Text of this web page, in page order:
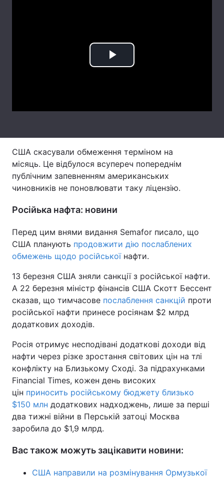
Думки
Вакансії
Послуги
Play
США скасували обмеження терміном на
місяць. Це відбулося всупереч попереднім
публічним запевненням американських
чиновників не поновлювати таку ліцензію.
Російька нафта: новини
Перед цим внями видання Semafor писало, що
США планують продовжити дію послаблених
обмежень щодо російської нафти.
13 березня США зняли санкції з російської нафти.
А 22 березня міністр фінансів США Скотт Бессент
сказав, що тимчасове послаблення санкцій проти
російської нафти принесе росіянам $2 млрд
додаткових доходів.
Росія отримує несподівані додаткові доходи від
нафти через різке зростання світових цін на тлі
конфлікту на Близькому Сході. За підрахунками
Financial Times, кожен день високих
цін приносить російському бюджету близько
$150 млн додаткових надходжень, лише за перші
два тижні війни в Перській затоці Москва
заробила до $1,9 млрд.
Вас також можуть зацікавити новини:
США направили на розмінування Ормузької